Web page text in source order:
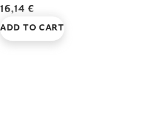
16,14 €
ADD TO CART